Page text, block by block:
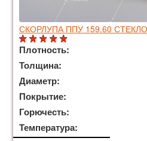
СКОРЛУПА ППУ 159.60
Плотность:
Толщина:
Диаметр:
Покрытие:
Горючесть:
Температура: